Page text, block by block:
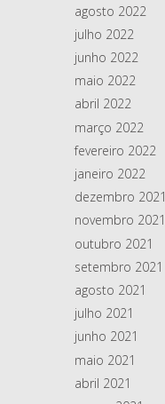
agosto 2022
julho 2022
junho 2022
maio 2022
abril 2022
março 2022
fevereiro 2022
janeiro 2022
dezembro 2021
novembro 2021
outubro 2021
setembro 2021
agosto 2021
julho 2021
junho 2021
maio 2021
abril 2021